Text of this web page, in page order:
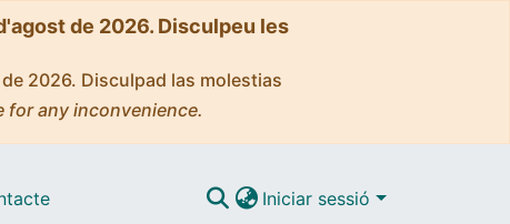
de 2026. Disculpeu les
2026. Disculpad las molestias
for any inconvenience.
Iniciar sessió